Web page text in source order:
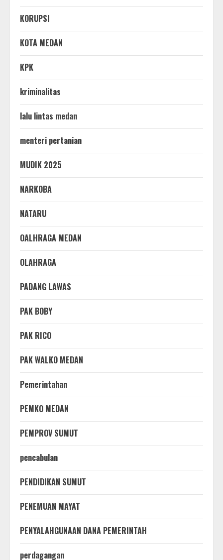
KORUPSI
KOTA MEDAN
KPK
kriminalitas
lalu lintas medan
menteri pertanian
MUDIK 2025
NARKOBA
NATARU
OALHRAGA MEDAN
OLAHRAGA
PADANG LAWAS
PAK BOBY
PAK RICO
PAK WALKO MEDAN
Pemerintahan
PEMKO MEDAN
PEMPROV SUMUT
pencabulan
PENDIDIKAN SUMUT
PENEMUAN MAYAT
PENYALAHGUNAAN DANA PEMERINTAH
perdagangan